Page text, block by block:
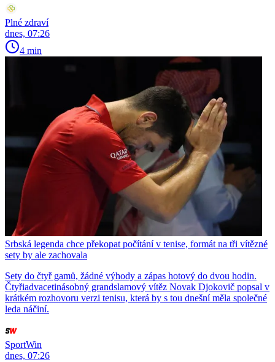
Plné zdraví
dnes, 07:26
4 min
Srbská legenda chce překopat počítání v tenise, formát na tři vítězné
sety by ale zachovala
Sety do čtyř gamů, žádné výhody a zápas hotový do dvou hodin.
Čtyřiadvacetinásobný grandslamový vítěz Novak Djokovič popsal v
krátkém rozhovoru verzi tenisu, která by s tou dnešní měla společné
leda náčiní.
SportWin
dnes, 07:26